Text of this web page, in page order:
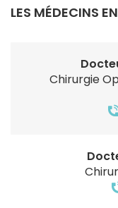
LES MÉDECINS
Chirurgie